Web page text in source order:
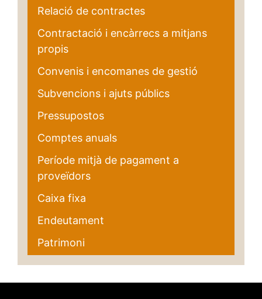
Relació de contractes
Contractació i encàrrecs a mitjans
propis
Convenis i encomanes de gestió
Subvencions i ajuts públics
Pressupostos
Comptes anuals
Període mitjà de pagament a
proveïdors
Caixa fixa
Endeutament
Patrimoni